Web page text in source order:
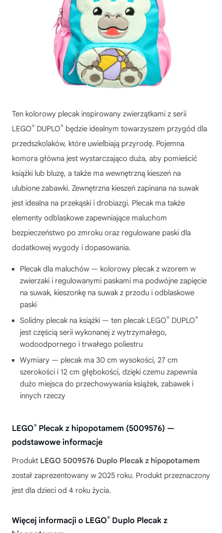
Ten kolorowy plecak inspirowany zwierzątkami z serii
LEGO® DUPLO® będzie idealnym towarzyszem przygód dla
przedszkolaków, które uwielbiają przyrodę. Pojemna
komora główna jest wystarczająco duża, aby pomieścić
książki lub bluzę, a także ma wewnętrzną kieszeń na
ulubione zabawki. Zewnętrzna kieszeń zapinana na suwak
jest idealna na przekąski i drobiazgi. Plecak ma także
elementy odblaskowe zapewniające maluchom
bezpieczeństwo po zmroku oraz regulowane paski dla
dodatkowej wygody i dopasowania.
Plecak dla maluchów — kolorowy plecak z wzorem w
zwierzaki i regulowanymi paskami ma podwójne zapięcie
na suwak, kieszonkę na suwak z przodu i odblaskowe
paski
Solidny plecak na książki — ten plecak LEGO® DUPLO®
jest częścią serii wykonanej z wytrzymałego,
wodoodpornego i trwałego poliestru
Wymiary — plecak ma 30 cm wysokości, 27 cm
szerokości i 12 cm głębokości, dzięki czemu zapewnia
dużo miejsca do przechowywania książek, zabawek i
innych rzeczy
LEGO® Plecak z hipopotamem (5009576) —
podstawowe informacje
Produkt LEGO 5009576 Duplo Plecak z hipopotamem
został zaprezentowany w 2025 roku. Produkt przeznaczony
jest dla dzieci od 4 roku życia.
Więcej informacji o LEGO® Duplo Plecak z